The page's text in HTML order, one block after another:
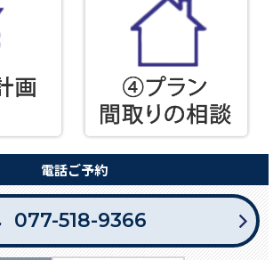
電話ご予約
077-518-9366